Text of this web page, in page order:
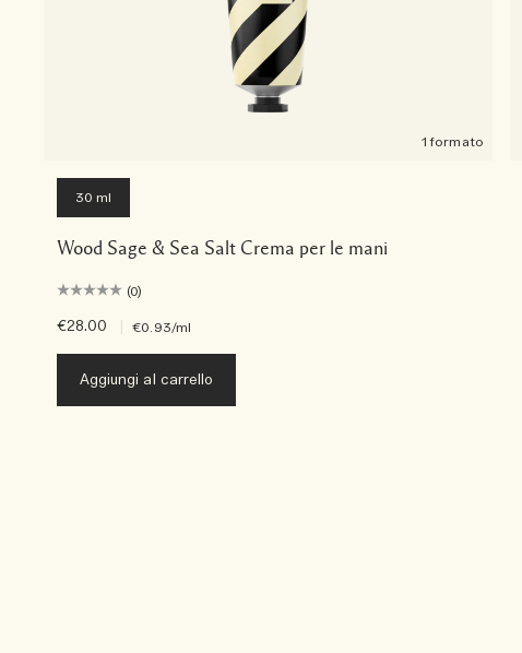
1 formato
30 ml
Wood Sage & Sea Salt Crema per le mani
(0)
€28.00 €0.93/ml
Aggiungi al carrello